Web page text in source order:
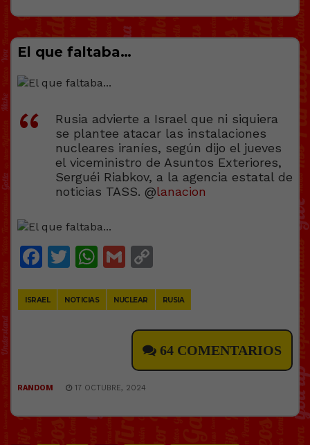
El que faltaba…
Rusia advierte a Israel que ni siquiera
se plantee atacar las instalaciones
nucleares iraníes, según dijo el jueves
el viceministro de Asuntos Exteriores,
Serguéi Riabkov, a la agencia estatal de
noticias TASS. @lanacion
Facebook
Twitter
WhatsApp
Gmail
ISRAEL NOTICIAS NUCLEAR RUSIA
64 COMENTARIOS
RANDOM 17 OCTUBRE, 2024